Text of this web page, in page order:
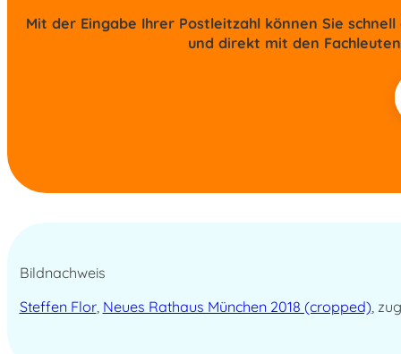
Mit der Eingabe Ihrer Postleitzahl können Sie
und direkt mit den
Bildnachweis
Steffen Flor, Neues Rathaus München 2018 (cropped),